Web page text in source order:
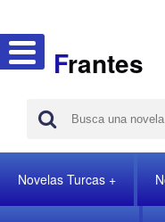
Frantes
Novelas Turcas